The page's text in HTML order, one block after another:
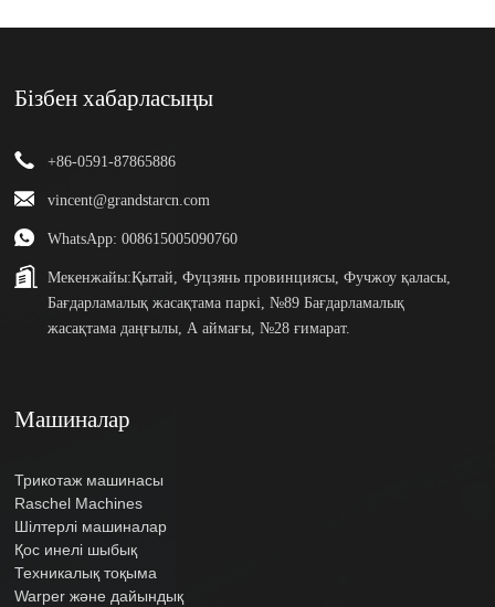
Бізбен хабарласыңы
+86-0591-87865886
vincent@grandstarcn.com
WhatsApp: 008615005090760
Мекенжайы:Қытай, Фуцзянь провинциясы, Фучжоу қаласы,
Бағдарламалық жасақтама паркі, №89 Бағдарламалық
жасақтама даңғылы, А аймағы, №28 ғимарат.
Машиналар
Трикотаж машинасы
Raschel Machines
Шілтерлі машиналар
Қос инелі шыбық
Техникалық тоқыма
Warper және дайындық